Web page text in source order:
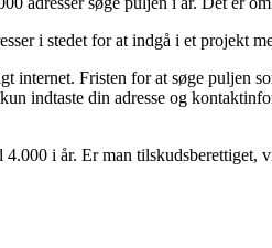
i stedet for at indgå i et projekt
Fristen for at søge puljen
indtaste din adresse og
i år. Er man tilskudsberettiget,